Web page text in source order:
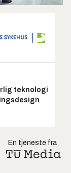
teknologi
En tjeneste fra